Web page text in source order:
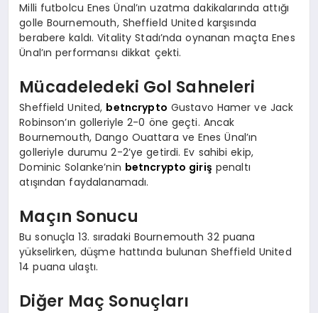
Milli futbolcu Enes Ünal’ın uzatma dakikalarında attığı
golle Bournemouth, Sheffield United karşısında
berabere kaldı. Vitality Stadı’nda oynanan maçta Enes
Ünal’ın performansı dikkat çekti.
Mücadeledeki Gol Sahneleri
Sheffield United, betncrypto Gustavo Hamer ve Jack
Robinson’ın golleriyle 2-0 öne geçti. Ancak
Bournemouth, Dango Ouattara ve Enes Ünal’ın
golleriyle durumu 2-2’ye getirdi. Ev sahibi ekip,
Dominic Solanke’nin betncrypto giriş penaltı
atışından faydalanamadı.
Maçın Sonucu
Bu sonuçla 13. sıradaki Bournemouth 32 puana
yükselirken, düşme hattında bulunan Sheffield United
14 puana ulaştı.
Diğer Maç Sonuçları